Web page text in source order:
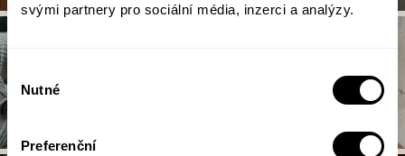
svými partnery pro sociální média, inzerci a analýzy.
souhlasu
Nutné
Preferenční